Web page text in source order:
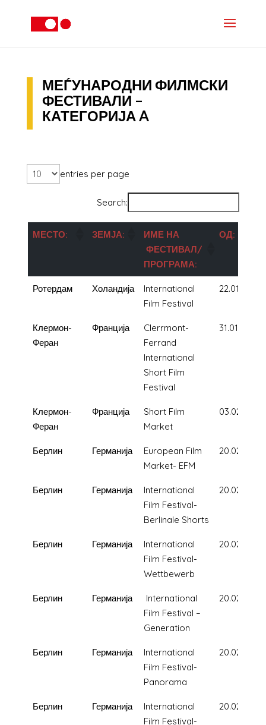
МЕЃУНАРОДНИ ФИЛМСКИ
ФЕСТИВАЛИ –
КАТЕГОРИЈА A
entries per page
Search:
МЕСТО: ЗЕМЈА:
ИМЕ НА
ФЕСТИВАЛ/
ПРОГРАМА:
ОД:
Ротердам Холандија
International
Film Festival
22.01.2020
Клермон-
Феран
Франција
Clerrmont-
Ferrand
International
Short Film
Festival
31.01.2020
Клермон-
Феран
Франција
Short Film
Market
03.02.2020
Берлин Германија
European Film
Market- EFM
20.02.2020
Берлин Германија
International
Film Festival-
Berlinale Shorts
20.02.2020
Берлин Германија
International
Film Festival-
Wettbewerb
20.02.2020
Берлин Германија
International
Film Festival –
Generation
20.02.2020
Берлин Германија
International
Film Festival-
Panorama
20.02.2020
Берлин Германија
International
Film Festival-
20.02.2020